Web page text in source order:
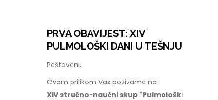
PRVA OBAVIJEST: XIV
PULMOLOŠKI DANI U TEŠNJU
Poštovani,
Ovom prilikom Vas pozivamo na
XIV stručno-naučni skup "Pulmološki